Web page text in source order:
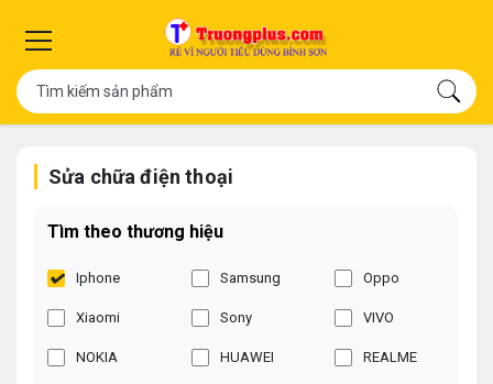
Sửa chữa điện thoại
Tìm theo thương hiệu
Iphone Samsung Oppo
Xiaomi Sony VIVO
NOKIA HUAWEI REALME